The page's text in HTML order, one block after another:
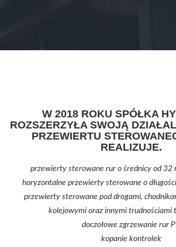
W 2018 ROKU SPÓŁKA
ROZSZERZYŁA SWOJĄ
PRZEWIERTU
REALIZUJE.
przewierty sterowane rur o średnicy od 32
horyzontalne przewierty sterowane o
przewierty sterowane pod drogami,
kolejowymi oraz innymi trudnościami
doczołowe zgrzewanie rur
kopanie kontrolek